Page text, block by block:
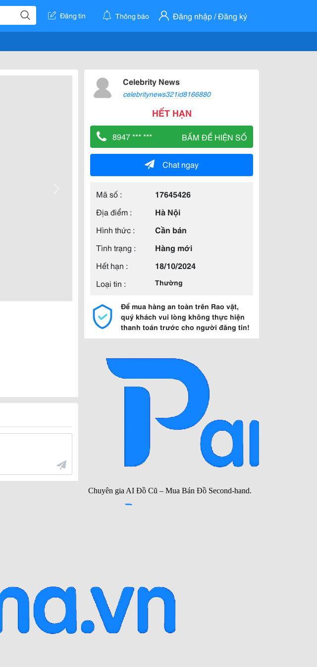
Đăng tin Thông báo Đăng nhập / Đăng ký
Celebrity News
celebritynews321id8166880
HẾT HẠN
8947 *** *** BẤM ĐỂ HIỆN SỐ
Chat ngay
Mã số :
17645426
Địa điểm :
Hà Nội
Hình thức :
Cần bán
Tình trạng :
Hàng mới
Hết hạn :
18/10/2024
Loại tin :
Thường
Để mua hàng an toàn trên Rao vặt,
quý khách vui lòng không thực hiện
thanh toán trước cho người đăng tin!